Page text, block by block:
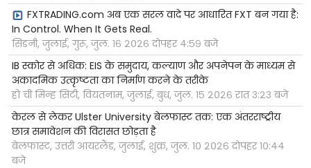
FXTRADING.com अब एक सरल वादे पर आधारित FXT बन गया है:
In Control. When It Gets Real.
सिडनी, जुलाई, गुरू, जुल. १६ २०२६ दोपहर ४:५९ बजे
IB स्कोर से अधिक: EIS के समुदाय, कल्याण और अपनेपन के माध्यम से
अकादमिक उत्कृष्टता का निर्माण करने के तरीके
हो ची मिन्ह सिटी, वियतनाम, जुलाई, बुध, जुल. १५ २०२६ रात ३:२३ बजे
केरल से लेकर Ulster University बेलफास्ट तक: एक अंतरराष्ट्रीय
छात्र समावेशन की विरासत छोड़ता है
बेलफास्ट, उत्तरी आयरलैंड, जुलाई, शुक्र, जुल. १० २०२६ दोपहर १०:४४
बजे